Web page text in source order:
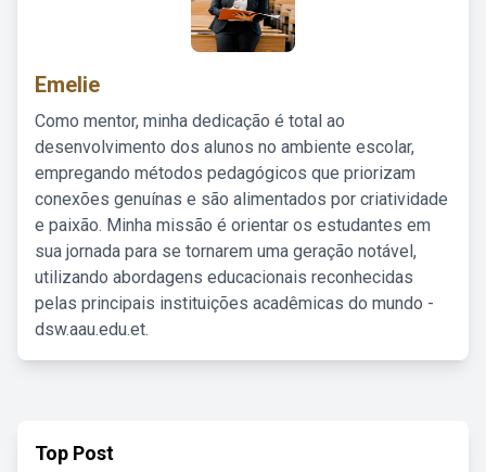
Emelie
Como mentor, minha dedicação é total ao
desenvolvimento dos alunos no ambiente escolar,
empregando métodos pedagógicos que priorizam
conexões genuínas e são alimentados por criatividade
e paixão. Minha missão é orientar os estudantes em
sua jornada para se tornarem uma geração notável,
utilizando abordagens educacionais reconhecidas
pelas principais instituições acadêmicas do mundo -
dsw.aau.edu.et.
Top Post